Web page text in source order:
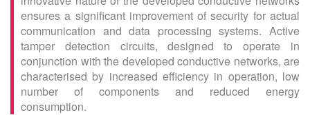
ensures a significant improvement of security for actual
communication and data processing systems. Active
tamper detection circuits, designed to operate in
conjunction with the developed conductive networks, are
characterised by increased efficiency in operation, low
number of components and reduced energy
consumption.